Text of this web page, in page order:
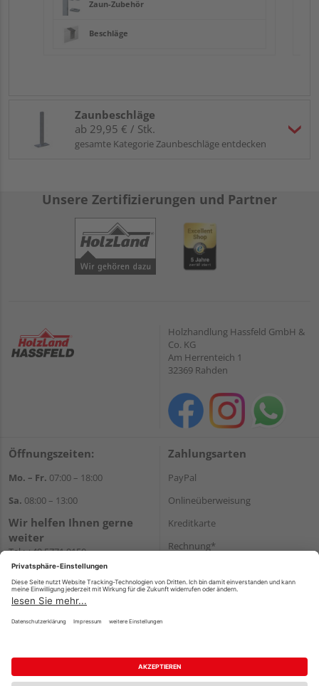
Zaun-Zubehör
Beschläge
Zaunbeschläge
ab 29,95 € / Stk.
gesamte Kategorie Zaunbeschläge entdecken
Unsere Zertifizierungen und Partner
Holzhandlung Hassfeld GmbH &
Co. KG
Am Herrenteich 1
32369 Rahden
Öffnungszeiten:
Mo. – Fr. 07:00 – 18:00
Sa. 08:00 – 13:00
Wir helfen Ihnen gerne
weiter
Tel.:+49 5771 9150
E-Mail:info@holz-hassfeld.de
WhatsApp
Zahlungsarten
PayPal
Onlineüberweisung
Kreditkarte
Rechnung*
Versand
Impressum AGB Widerruf
Datenschutz
Reservierungsbedingungen
Vertrag widerrufen